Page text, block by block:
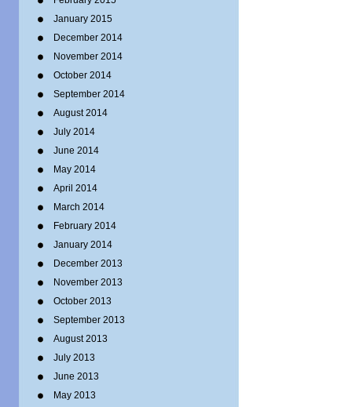
January 2015
December 2014
November 2014
October 2014
September 2014
August 2014
July 2014
June 2014
May 2014
April 2014
March 2014
February 2014
January 2014
December 2013
November 2013
October 2013
September 2013
August 2013
July 2013
June 2013
May 2013